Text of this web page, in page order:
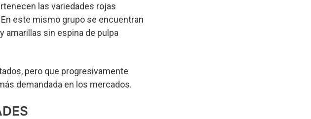
las variedades rojas
este mismo grupo se encuentran
amarillas sin espina de pulpa
pero que progresivamente
demandada en los mercados.